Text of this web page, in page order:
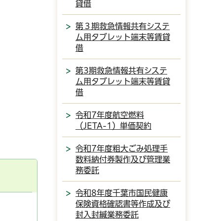
貸借
第３期救急情報共有システ
ム用タブレット端末等賃貸
借
第3期救急情報共有システ
ム用タブレット端末等賃貸
借
令和7年度航空燃料
（JETA-1）単価契約
令和7年度粗大ごみ処理手
数料納付券製作及び管理業
務委託
令和8年度千葉市国民健康
保険資格確認書等作成及び
封入封緘業務委託